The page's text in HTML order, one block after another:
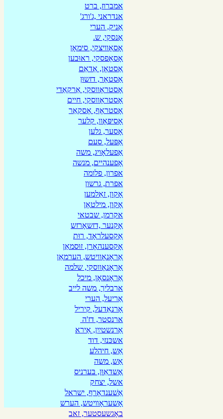
אמברוז, ברט
אנדראני ,ג'ורג'
אַניק, הערי
אַנסקי, ש.
אָסאָוויצקי, סימאָן
אָסאָפסקי, ראוּבען
אַסטאָן, אַדאַם
אַסטאָר, דזשוּן
אָסטראָווסקי, אַרקאַדי
אָסטראָווסקי, חיים
אָסטראָף, אָסקאַר
אָסיפּאָוו, קלער
אָסער, גלען
אַפּעל, סעם
אַפעלאָויג, משה
אָפענהיים, מנשה
אפרון, פלומה
אפרת, גרשון
אָקון, זאַלמען
אָקון, מילטאָן
אקרמן, שבטאי
אָקנער ,דזשאָרזש
אַקסעלראָד, רוּת
אָקסענהאָרן, זוּסמאַן
אַראָנאָוויטש, הערמאַן
אַראָנאָווסקי, שלמה
אַראָנסאָן, מיכל
ארבליך, משה לייב
אַריעל, הערי
אָרנאַדעל, קיריל
ארנסטר, דז'ה
אַרנשטײַן, אַירא
אשכּנזי, דוד
אַש, חיהלע
אַש, משה
אֶשדאַוּן, בּערניס
אשל, יצחק
אַשׁענדאָרף, ישראל
אָשעראָװיטש, הערש
באָגשעסטער, זאב